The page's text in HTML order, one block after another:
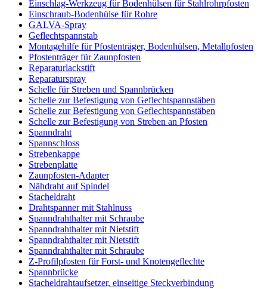
Einschlag-Werkzeug für Bodenhülsen für Stahlrohrpfosten
Einschraub-Bodenhülse für Rohre
GALVA-Spray
Geflechtspannstab
Montagehilfe für Pfostenträger, Bodenhülsen, Metallpfosten
Pfostenträger für Zaunpfosten
Reparaturlackstift
Reparaturspray
Schelle für Streben und Spannbrücken
Schelle zur Befestigung von Geflechtspannstäben
Schelle zur Befestigung von Geflechtspannstäben
Schelle zur Befestigung von Streben an Pfosten
Spanndraht
Spannschloss
Strebenkappe
Strebenplatte
Zaunpfosten-Adapter
Nähdraht auf Spindel
Stacheldraht
Drahtspanner mit Stahlnuss
Spanndrahthalter mit Schraube
Spanndrahthalter mit Nietstift
Spanndrahthalter mit Nietstift
Spanndrahthalter mit Schraube
Z-Profilpfosten für Forst- und Knotengeflechte
Spannbrücke
Stacheldrahtaufsetzer, einseitige Steckverbindung